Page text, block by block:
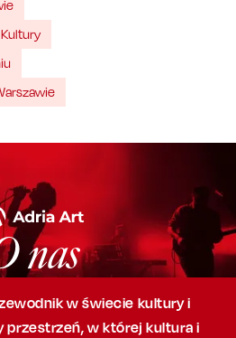
nas
w świecie kultury i
przestrzeń,w której kultura i